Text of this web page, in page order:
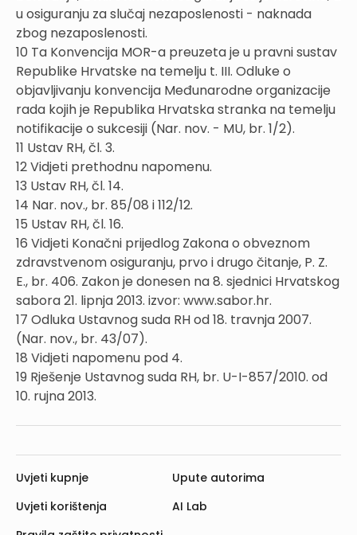
u osiguranju za slučaj nezaposlenosti - naknada
zbog nezaposlenosti.
10 Ta Konvencija MOR-a preuzeta je u pravni sustav
Republike Hrvatske na temelju t. III. Odluke o
objavljivanju konvencija Međunarodne organizacije
rada kojih je Republika Hrvatska stranka na temelju
notifikacije o sukcesiji (Nar. nov. - MU, br. 1/2).
11 Ustav RH, čl. 3.
12 Vidjeti prethodnu napomenu.
13 Ustav RH, čl. 14.
14 Nar. nov., br. 85/08 i 112/12.
15 Ustav RH, čl. 16.
16 Vidjeti Konačni prijedlog Zakona o obveznom
zdravstvenom osiguranju, prvo i drugo čitanje, P. Z.
E., br. 406. Zakon je donesen na 8. sjednici Hrvatskog
sabora 21. lipnja 2013. izvor: www.sabor.hr.
17 Odluka Ustavnog suda RH od 18. travnja 2007.
(Nar. nov., br. 43/07).
18 Vidjeti napomenu pod 4.
19 Rješenje Ustavnog suda RH, br. U-I-857/2010. od
10. rujna 2013.
Uvjeti kupnje
Uvjeti korištenja
Upute autorima
AI Lab